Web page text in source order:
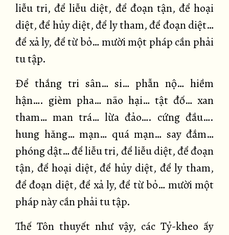
liễu tri, để liễu diệt, để đoạn tận, để hoại
diệt, để hủy diệt, để ly tham, để đoạn diệt…
để xả ly, để từ bỏ… mười một pháp cần phải
tu tập.
Để thắng tri sân… si… phẫn nộ… hiềm
hận…. gièm pha… não hại… tật đố… xan
tham… man trá… lừa đảo…. cứng đầu….
hung hăng… mạn… quá mạn… say đắm…
phóng dật… để liễu tri, để liễu diệt, để đoạn
tận, để hoại diệt, để hủy diệt, để ly tham,
để đoạn diệt, để xả ly, để từ bỏ… mười một
pháp này cần phải tu tập.
Thế Tôn thuyết như vậy, các Tỷ-kheo ấy